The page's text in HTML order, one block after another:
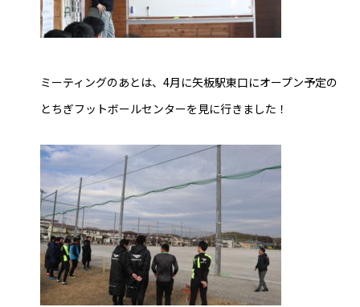
ミーティングのあとは、4月に矢板駅東口にオープン予定の
とちぎフットボールセンターを見に行きました！